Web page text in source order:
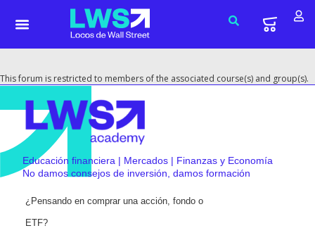
This forum is restricted to members of the associated course(s) and group(s).
Educación financiera | Mercados | Finanzas y Economía
No damos consejos de inversión, damos formación
¿Pensando en comprar una acción, fondo o
ETF?